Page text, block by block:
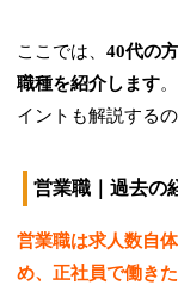
ここでは、40代の
職種を紹介します
イントも解説する
営業職｜過去の
営業職は求人数自
め、正社員で働き